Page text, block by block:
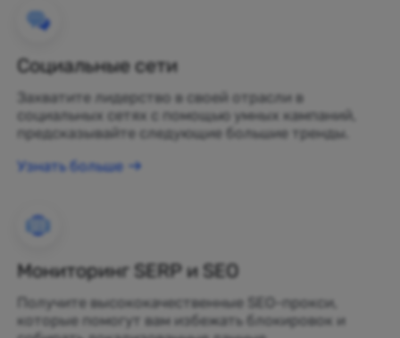
Социальные сети
Захватите лидерство в своей отрасли в
социальных сетях с помощью умных кампаний,
предсказывайте следующие большие тренды.
Узнать больше
Мониторинг SERP и SEO
Получите высококачественные SEO-прокси,
которые помогут вам избежать блокировок и